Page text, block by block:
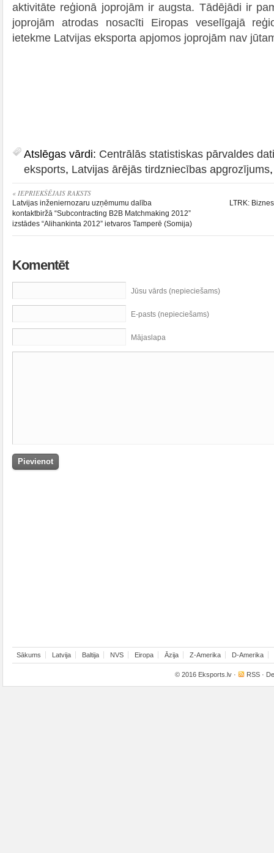
aktivitāte reģionā joprojām ir augsta. Tādējādi ir
joprojām atrodas nosacīti Eiropas veselīgajā
ietekme Latvijas eksporta apjomos joprojām nav
Atslēgas vārdi: Centrālās statistiskas pārvaldes dati
eksports, Latvijas ārējās tirdzniecības apgrozījums
« IEPRIEKŠĒJAIS RAKSTS
Latvijas inženiernozaru uzņēmumu dalība
kontaktbiržā “Subcontracting B2B Matchmaking 2012”
izstādes “Alihankinta 2012” ietvaros Tamperē (Somija)
LTRK:
Komentēt
Jūsu vārds (nepieciešams)
E-pasts (nepieciešams)
Mājaslapa
Sākums Latvija Baltija NVS Eiropa Āzija Z-Amerika D-Amerika
© 2016 Eksports.lv · RSS ·